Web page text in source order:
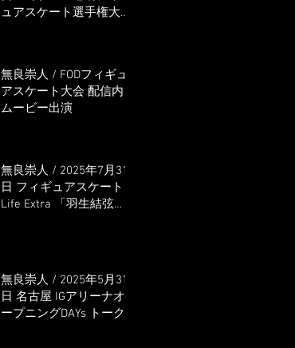
ュアスケート選手権大会
無良崇人 / FODフィギュ
アスケート大会 配信内
ムービー出演
無良崇人 / 2025年7月31
日 フィギュアスケート
Life Extra 「羽生結弦
無良崇人 / 2025年5月31
日 名古屋 IGアリーナオ
ープニングDAYs トーク